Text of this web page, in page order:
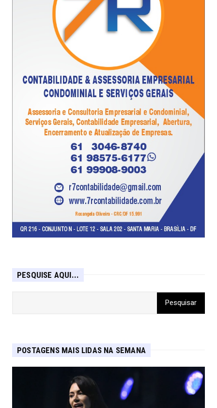
PESQUISE AQUI...
POSTAGENS MAIS LIDAS NA SEMANA